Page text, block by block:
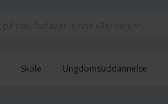
Skole Ungdomsuddannelse